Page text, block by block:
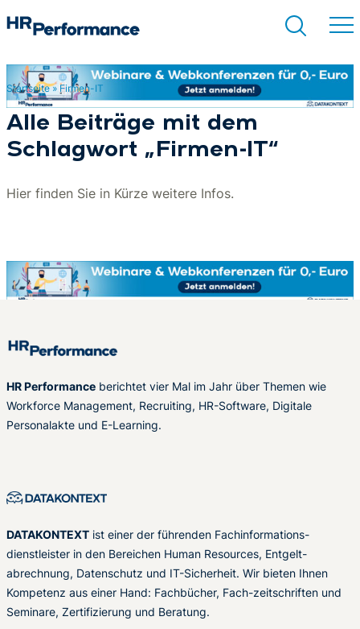
Suchen
Startseite» Firmen-IT
Alle Beiträge mit dem
Schlagwort „Firmen-IT“
Hier finden Sie in Kürze weitere Infos.
HR Performance berichtet vier Mal im Jahr über Themen wie
Workforce Management, Recruiting, HR-Software, Digitale
Personalakte und E-Learning.
DATAKONTEXT ist einer der führenden Fachinformations-
dienstleister in den Bereichen Human Resources, Entgelt-
abrechnung, Datenschutz und IT-Sicherheit. Wir bieten Ihnen
Kompetenz aus einer Hand: Fachbücher, Fach-zeitschriften und
Seminare, Zertifizierung und Beratung.